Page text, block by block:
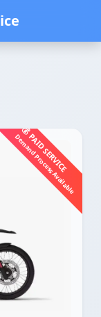
💰 PAID SERVICE
Demand Process Available